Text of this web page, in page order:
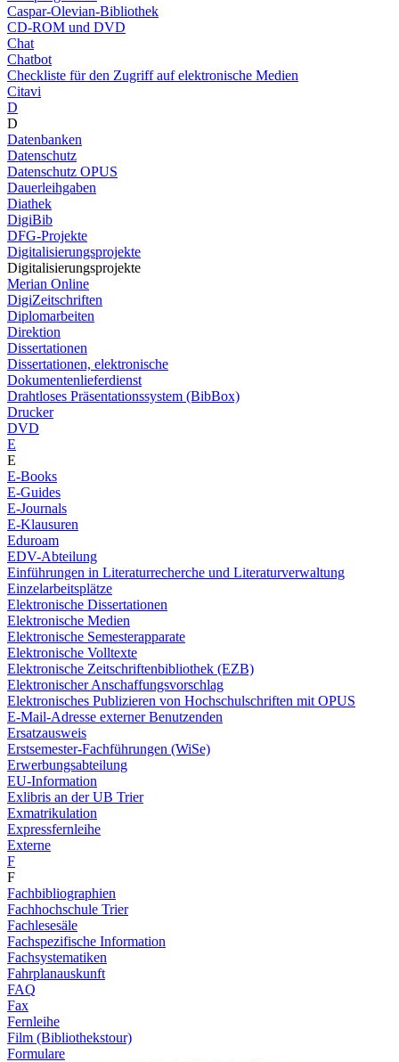
Caspar-Olevian-Bibliothek
CD-ROM und DVD
Chat
Chatbot
Checkliste für den Zugriff auf elektronische Medien
Citavi
D
D
Datenbanken
Datenschutz
Datenschutz OPUS
Dauerleihgaben
Diathek
DigiBib
DFG-Projekte
Digitalisierungsprojekte
Digitalisierungsprojekte
Merian Online
DigiZeitschriften
Diplomarbeiten
Direktion
Dissertationen
Dissertationen, elektronische
Dokumentenlieferdienst
Drahtloses Präsentationssystem (BibBox)
Drucker
DVD
E
E
E-Books
E-Guides
E-Journals
E-Klausuren
Eduroam
EDV-Abteilung
Einführungen in Literaturrecherche und Literaturverwaltung
Einzelarbeitsplätze
Elektronische Dissertationen
Elektronische Medien
Elektronische Semesterapparate
Elektronische Volltexte
Elektronische Zeitschriftenbibliothek (EZB)
Elektronischer Anschaffungsvorschlag
Elektronisches Publizieren von Hochschulschriften mit OPUS
E-Mail-Adresse externer Benutzenden
Ersatzausweis
Erstsemester-Fachführungen (WiSe)
Erwerbungsabteilung
EU-Information
Exlibris an der UB Trier
Exmatrikulation
Expressfernleihe
Externe
F
F
Fachbibliographien
Fachhochschule Trier
Fachlesesäle
Fachspezifische Information
Fachsystematiken
Fahrplanauskunft
FAQ
Fax
Fernleihe
Film (Bibliothekstour)
Formulare